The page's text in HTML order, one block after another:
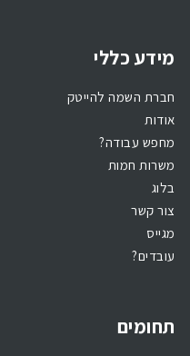
מידע כללי
חברת השמה להייטק
אודות
מחפש עבודה?
משרות חמות
בלוג
צור קשר
מגייס
עובדים?
תחומים